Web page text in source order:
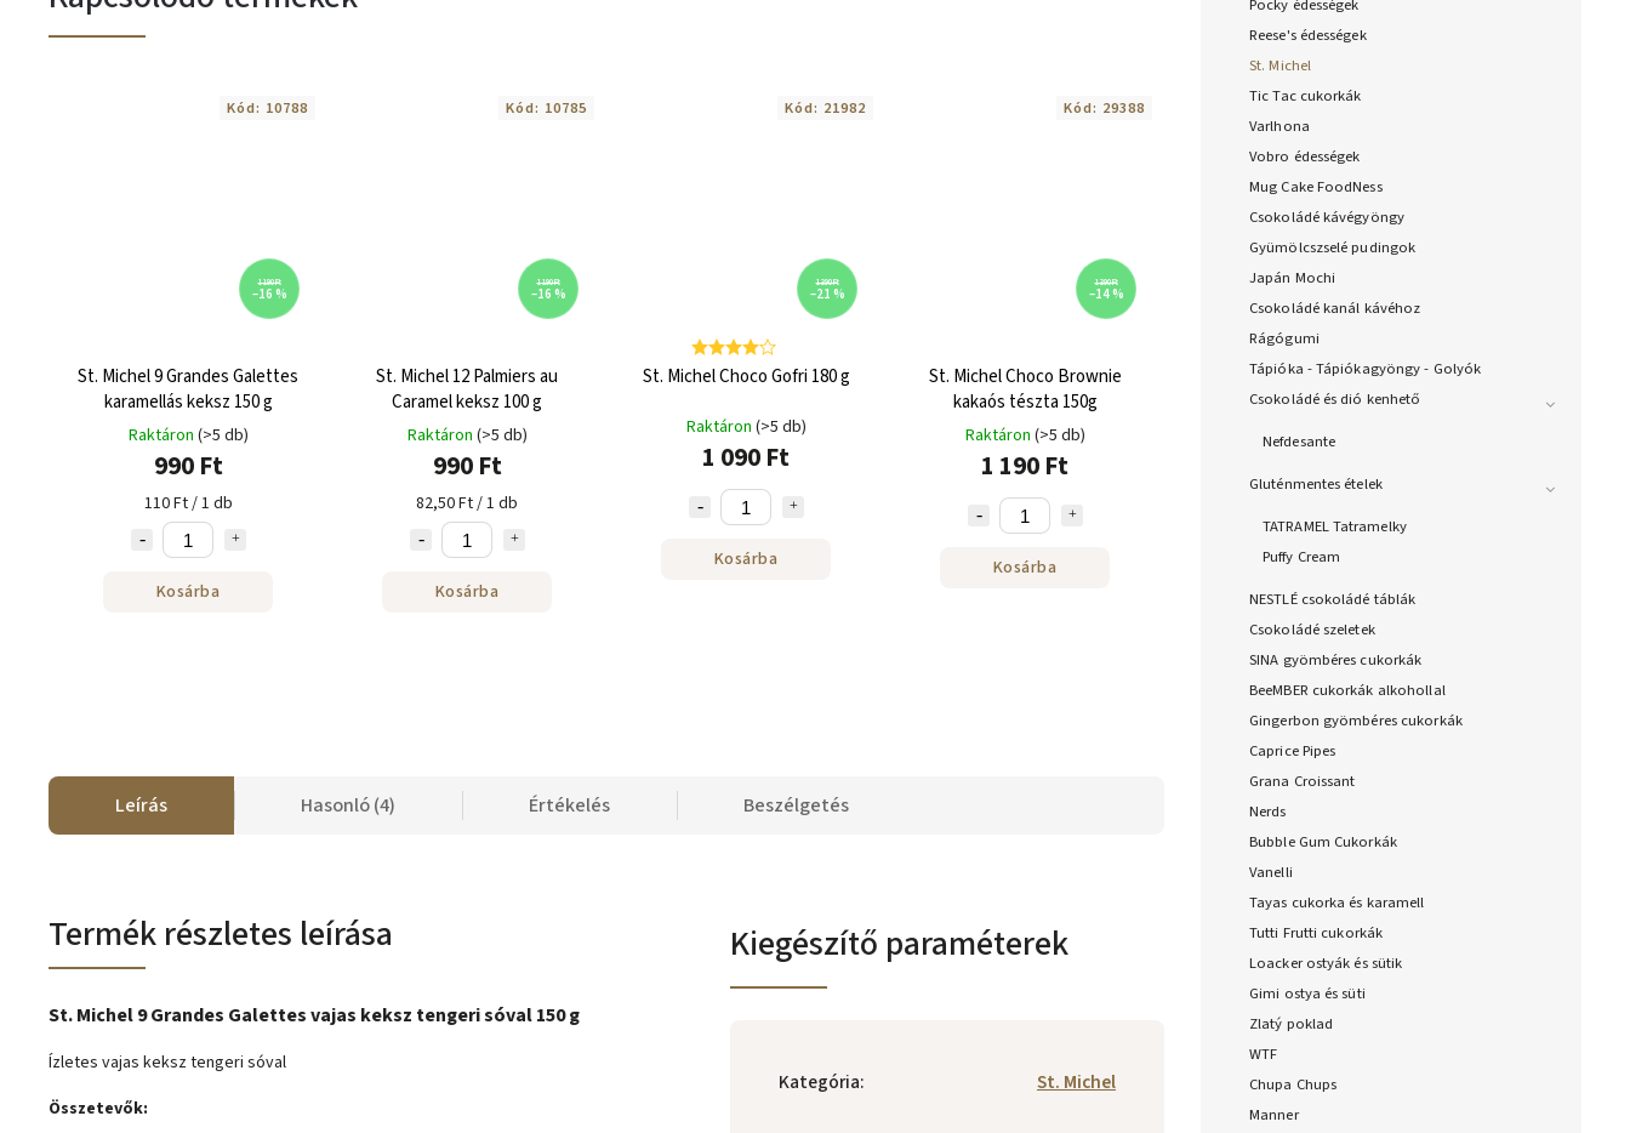
Pocky édességek
Reese's édességek
St. Michel
Tic Tac cukorkák
Varlhona
Vobro édességek
Mug Cake FoodNess
Csokoládé kávégyöngy
Gyümölcszselé pudingok
Japán Mochi
Csokoládé kanál kávéhoz
Rágógumi
Tápióka - Tápiókagyöngy - Golyók
Csokoládé és dió kenhető
Nefdesante
Gluténmentes ételek
TATRAMEL Tatramelky
Puffy Cream
NESTLÉ csokoládé táblák
Csokoládé szeletek
SINA gyömbéres cukorkák
BeeMBER cukorkák alkohollal
Gingerbon gyömbéres cukorkák
Caprice Pipes
Grana Croissant
Nerds
Bubble Gum Cukorkák
Vanelli
Tayas cukorka és karamell
Tutti Frutti cukorkák
Loacker ostyák és sütik
Gimi ostya és süti
Zlatý poklad
WTF
Chupa Chups
Manner
1 190 Ft
–16 %
St. Michel 9 Grandes Galettes
karamellás keksz 150 g
Raktáron (>5 db)
990 Ft
110 Ft / 1 db
Kosárba
Kód: 10788
1 190 Ft
–16 %
St. Michel 12 Palmiers au
Caramel keksz 100 g
Raktáron (>5 db)
990 Ft
82,50 Ft / 1 db
Kosárba
Kód: 10785
1 390 Ft
–21 %
St. Michel Choco Gofri 180 g
Raktáron (>5 db)
1 090 Ft
Kosárba
Kód: 21982
1 390 Ft
–14 %
St. Michel Choco Brownie
kakaós tészta 150g
Raktáron (>5 db)
1 190 Ft
Kosárba
Kód: 29388
Leírás Hasonló (4) Értékelés Beszélgetés
Termék részletes leírása
St. Michel 9 Grandes Galettes vajas keksz tengeri sóval 150 g
Ízletes vajas keksz tengeri sóval
Összetevők:
Kiegészítő paraméterek
Kategória: St. Michel